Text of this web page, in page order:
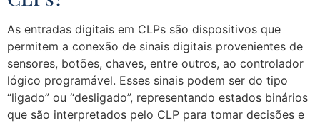
As entradas digitais em CLPs são dispositivos que
permitem a conexão de sinais digitais provenientes de
sensores, botões, chaves, entre outros, ao controlador
lógico programável. Esses sinais podem ser do tipo
“ligado” ou “desligado”, representando estados binários
que são interpretados pelo CLP para tomar decisões e